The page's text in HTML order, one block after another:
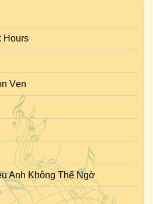
Hours
Vẹn
Anh Không Thể Ngờ